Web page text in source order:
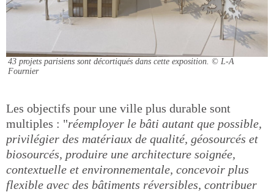
43 projets parisiens sont décortiqués dans cette exposition. © L-A
Fournier
Les objectifs pour une ville plus durable sont
multiples : "réemployer le bâti autant que possible,
privilégier des matériaux de qualité, géosourcés et
biosourcés, produire une architecture soignée,
contextuelle et environnementale, concevoir plus
flexible avec des bâtiments réversibles, contribuer